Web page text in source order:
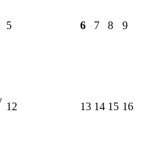
5 6 7 8 9
12 13 14 15 16